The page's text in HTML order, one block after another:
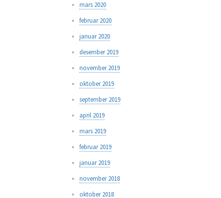
mars 2020
februar 2020
januar 2020
desember 2019
november 2019
oktober 2019
september 2019
april 2019
mars 2019
februar 2019
januar 2019
november 2018
oktober 2018